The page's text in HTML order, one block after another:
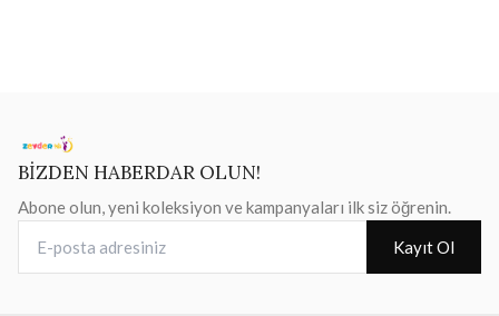
BİZDEN HABERDAR OLUN!
Abone olun, yeni koleksiyon ve kampanyaları ilk siz öğrenin.
Kayıt Ol